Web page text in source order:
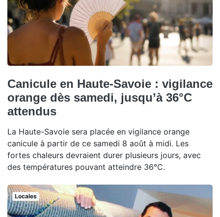
Canicule en Haute-Savoie : vigilance
orange dès samedi, jusqu’à 36°C
attendus
La Haute-Savoie sera placée en vigilance orange
canicule à partir de ce samedi 8 août à midi. Les
fortes chaleurs devraient durer plusieurs jours, avec
des températures pouvant atteindre 36°C.
Locales